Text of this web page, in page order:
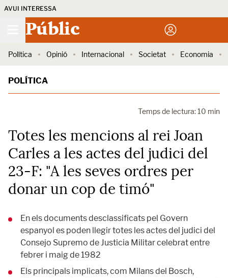
AVUI INTERESSA
Públic
Política Opinió Internacional Societat Economia
POLÍTICA
Temps de lectura: 10 min
Totes les mencions al rei Joan
Carles a les actes del judici del
23-F: "A les seves ordres per
donar un cop de timó"
En els documents desclassificats pel Govern
espanyol es poden llegir totes les actes del judici del
Consejo Supremo de Justicia Militar celebrat entre
febrer i maig de 1982
Els principals implicats, com Milans del Bosch,